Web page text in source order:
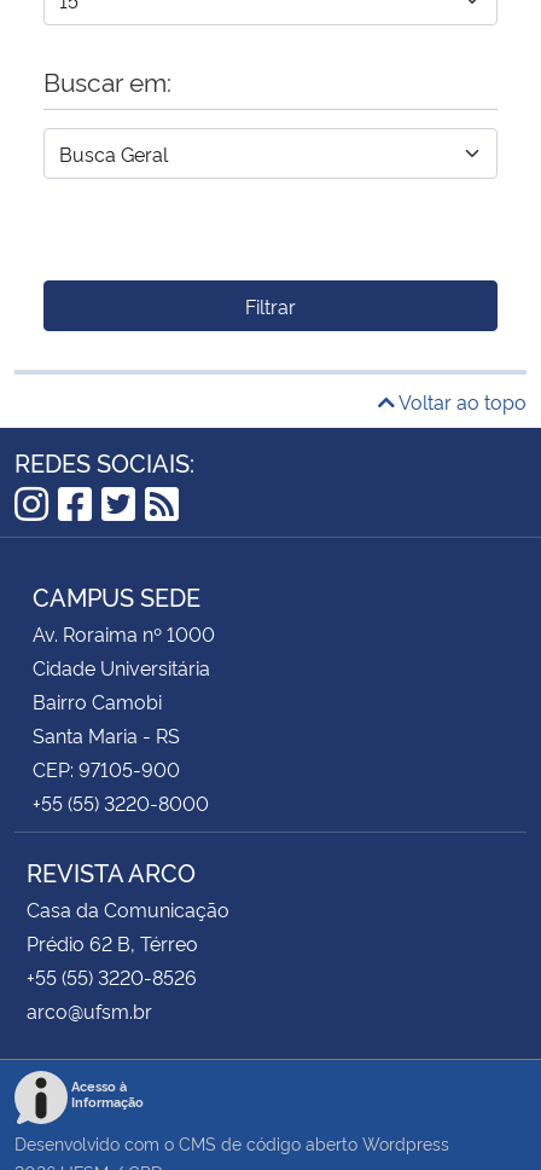
Buscar em:
Filtrar
Voltar ao topo
REDES SOCIAIS:
Instagram
Facebook
Twitter
RSS
CAMPUS SEDE
Av. Roraima nº 1000
Cidade Universitária
Bairro Camobi
Santa Maria - RS
CEP: 97105-900
+55 (55) 3220-8000
REVISTA ARCO
Casa da Comunicação
Prédio 62 B, Térreo
+55 (55) 3220-8526
arco@ufsm.br
Acesso à
Informação
Desenvolvido com o CMS de código aberto Wordpress